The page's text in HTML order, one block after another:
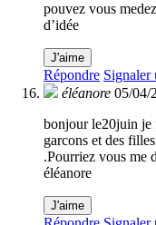
pouvez vous
d’idée
J'aime
Répondre Signaler
éléanore 05/04/
bonjour le20juin je
garcons et des
.Pourriez vous me
éléanore
J'aime